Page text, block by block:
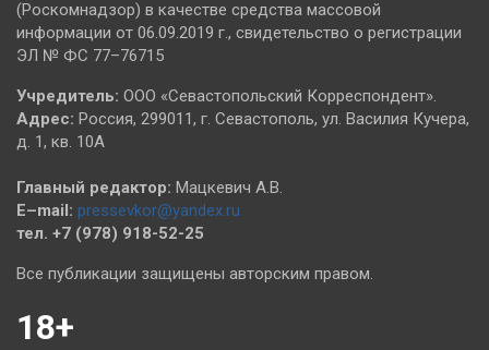
(Роскомнадзор) в качестве средства массовой
информации от 06.09.2019 г., свидетельство о регистрации
ЭЛ № ФС 77–76715
Учредитель: ООО «Севастопольский Корреспондент».
Адрес: Россия, 299011, г. Севастополь, ул. Василия Кучера,
д. 1, кв. 10А
Главный редактор: Мацкевич А.В.
E–mail: pressevkor@yandex.ru
тел. +7 (978) 918-52-25
Все публикации защищены авторским правом.
18+